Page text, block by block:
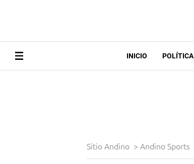
INICIO POLÍTICA
Sitio Andino > Andino Sports